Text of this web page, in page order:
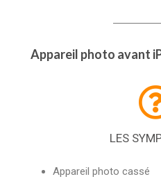
Appareil photo avant
LES
Appareil photo cassé